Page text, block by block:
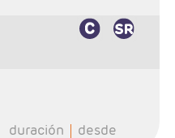
duración desde